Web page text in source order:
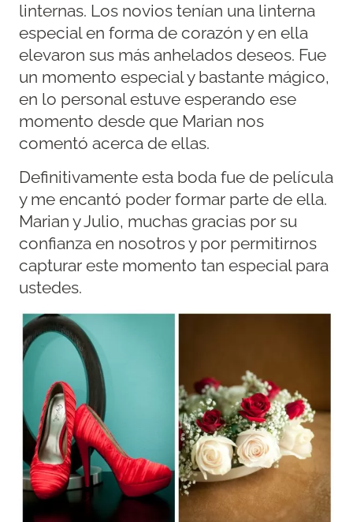
linternas. Los novios tenían una linterna
especial en forma de corazón y en ella
elevaron sus más anhelados deseos. Fue
un momento especial y bastante mágico,
en lo personal estuve esperando ese
momento desde que Marian nos
comentó acerca de ellas.
Definitivamente esta boda fue de película
y me encantó poder formar parte de ella.
Marian y Julio, muchas gracias por su
confianza en nosotros y por permitirnos
capturar este momento tan especial para
ustedes.